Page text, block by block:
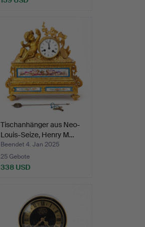
Tischanhänger aus Neo-
Louis-Seize, Henry M…
Beendet 4. Jan 2025
25 Gebote
338 USD